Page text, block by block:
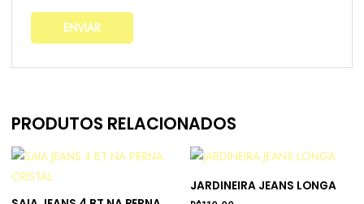
PRODUTOS RELACIONADOS
JARDINEIRA JEANS LONGA